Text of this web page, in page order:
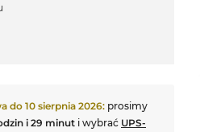
do 10 sierpnia 2026: prosimy
i 29 minut i wybrać UPS-